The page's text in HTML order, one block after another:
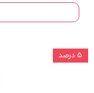
۵ درصد